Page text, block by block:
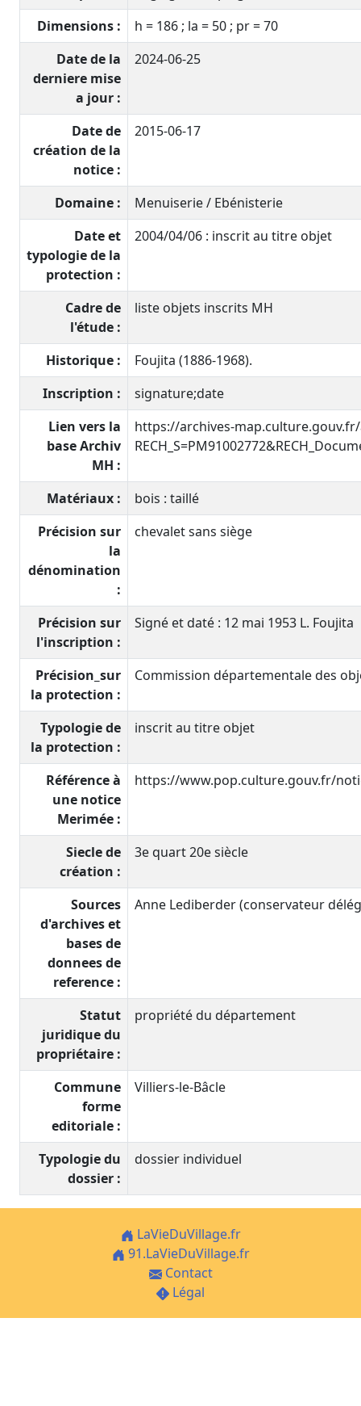
Dimensions :
h = 186 ; la = 50 ; pr = 70
Date de la
derniere mise
a jour :
2024-06-25
Date de
création de la
notice :
2015-06-17
Domaine :
Menuiserie / Ebénisterie
Date et
typologie de la
protection :
2004/04/06 : inscrit au titre objet
Cadre de
l'étude :
liste objets inscrits MH
Historique :
Foujita (1886-1968).
Inscription :
signature;date
Lien vers la
base Archiv
MH :
https://archives-
Matériaux :
bois : taillé
Précision sur
la
dénomination
:
chevalet sans siège
Précision sur
l'inscription :
Signé et daté : 12 mai 1953 L. Foujita
Précision_sur
la protection :
Commission départementale des
Typologie de
la protection :
inscrit au titre objet
Référence à
une notice
Merimée :
https://www.pop.culture.gouv.fr/
Siecle de
création :
3e quart 20e siècle
Sources
d'archives et
bases de
donnees de
reference :
Anne Lediberder (conservateur
Statut
juridique du
propriétaire :
propriété du département
Commune
forme
editoriale :
Villiers-le-Bâcle
Typologie du
dossier :
dossier individuel
LaVieDuVillage.fr
91.LaVieDuVillage.fr
Contact
Légal